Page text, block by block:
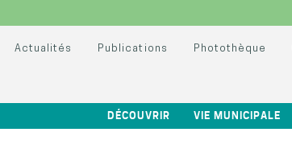
Actualités Publications Photothèque
DÉCOUVRIR VIE MUNICIPALE